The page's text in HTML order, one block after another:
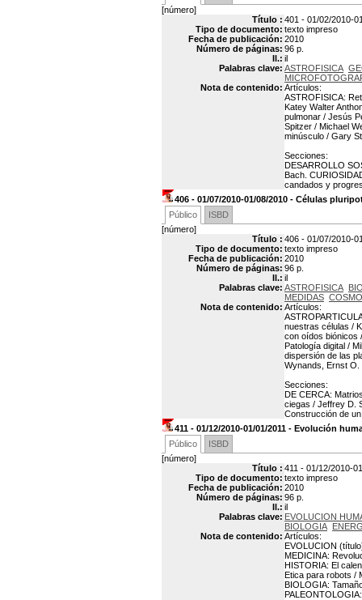
[número]
Título : 401 - 01/02/2010-
Tipo de documento: texto impreso
Fecha de publicación: 2010
Número de páginas: 96 p.
Il.: il
Palabras clave: ASTROFISICA
Nota de contenido: Artículos:
ASTROFISICA:
Katey Walter
pulmonar / Jesús
Spitzer / Michael
minúsculo / Gary
Secciones:
DESARROLLO
Bach.
candados y
406 - 01/07/2010-01/08/2010 - Células
Público
ISBD
[número]
Título : 406 - 01/07/2010-
Tipo de documento: texto impreso
Fecha de publicación: 2010
Número de páginas: 96 p.
Il.: il
Palabras clave: ASTROFISICA
MEDIDAS
Nota de contenido: Artículos:
nuestras células /
con oídos biónicos
Patología digital /
dispersión de las
Wynands, Ernst
Secciones:
DE CERCA:
ciegas / Jeffrey D.
Construcción de
411 - 01/12/2010-01/01/2011 - Evolución
Público
ISBD
[número]
Título : 411 - 01/12/2010-
Tipo de documento: texto impreso
Fecha de publicación: 2010
Número de páginas: 96 p.
Il.: il
Palabras clave: EVOLUCION
BIOLOGIA
Nota de contenido: Artículos:
EVOLUCION
MEDICINA:
HISTORIA: El
Etica para robots /
BIOLOGIA: